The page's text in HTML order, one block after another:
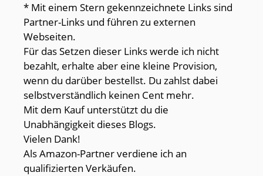
* Mit einem Stern gekennzeichnete Links sind
Partner-Links und führen zu externen
Webseiten.
Für das Setzen dieser Links werde ich nicht
bezahlt, erhalte aber eine kleine Provision,
wenn du darüber bestellst. Du zahlst dabei
selbstverständlich keinen Cent mehr.
Mit dem Kauf unterstützt du die
Unabhängigkeit dieses Blogs.
Vielen Dank!
Als Amazon-Partner verdiene ich an
qualifizierten Verkäufen.